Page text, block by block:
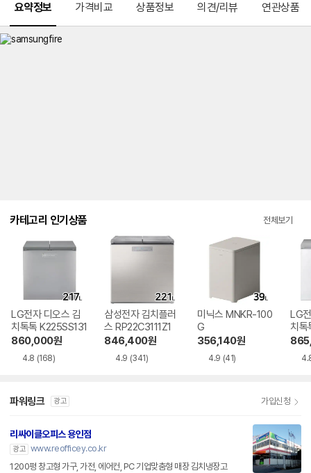
요약정보 가격비교 상품정보 의견/리뷰 연관상품
카테고리 인기상품 전체보기
LG전자 디오스 김
치톡톡 K225SS131
860,000원
4.8 (168)
삼성전자 김치플러
스 RP22C3111Z1
846,400원
4.9 (341)
미닉스 MNKR-100
G
356,140원
4.9 (41)
LG
치
1
파워링크 광고 가입신청
리싸이클오피스 용인점
광고 www.reofficey.co.kr
1200평 창고형 가구, 가전, 에어컨, PC 기업맞춤형 매장 김치냉장고